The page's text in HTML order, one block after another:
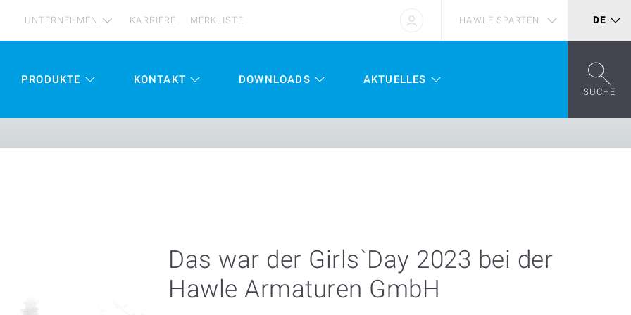
UNTERNEHMEN KARRIERE MERKLISTE HAWLE SPARTEN DE
PRODUKTE KONTAKT DOWNLOADS AKTUELLES
SUCHE
Das war der Girls`Day 2023 bei der
Hawle Armaturen GmbH